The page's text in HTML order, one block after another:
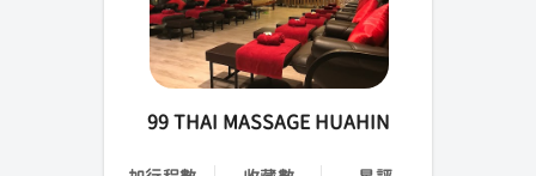
99 THAI MASSAGE HUAHIN